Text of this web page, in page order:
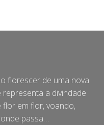
florescer de uma nova
representa a divindade
flor em flor, voando,
passa…